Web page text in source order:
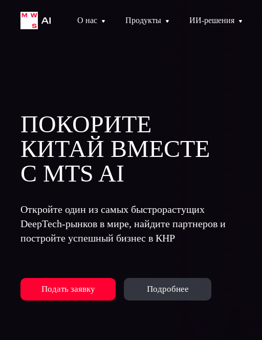
О нас Продукты ИИ-решения
ПОКОРИТЕ
КИТАЙ ВМЕСТЕ
С MTS AI
Откройте один из самых быстрорастущих
DeepTech-рынков в мире, найдите партнеров и
постройте успешный бизнес в КНР
Подать заявку Подробнее